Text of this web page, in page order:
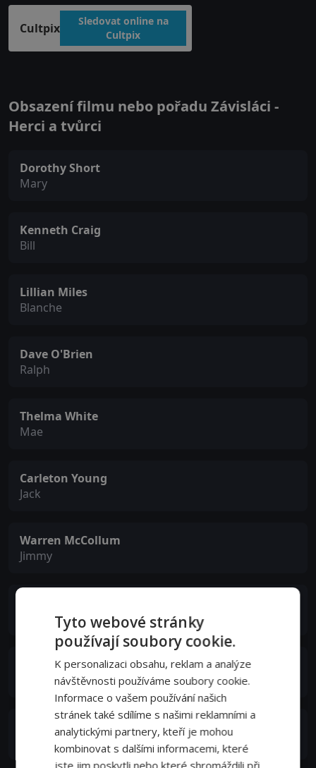
Cultpix
Sledovat online na
Cultpix
Obsazení filmu nebo pořadu Závisláci -
Herci a tvůrci
Dorothy Short
Mary
Kenneth Craig
Bill
Lillian Miles
Blanche
Dave O'Brien
Ralph
Thelma White
Mae
Carleton Young
Jack
Warren McCollum
Jimmy
Joseph Forte
Dr. Carroll
Harry Harvey Jr.
Tyto webové stránky
používají soubory cookie.
K personalizaci obsahu, reklam a analýze
návštěvnosti používáme soubory cookie.
Informace o vašem používání našich
stránek také sdílíme s našimi reklamními a
analytickými partnery, kteří je mohou
kombinovat s dalšími informacemi, které
jste jim poskytli nebo které shromáždili při